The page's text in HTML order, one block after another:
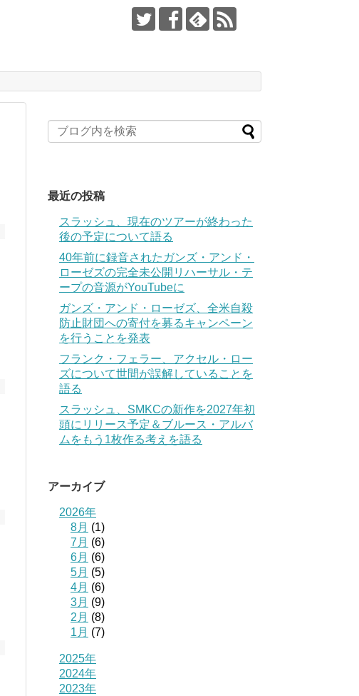
最近の投稿
スラッシュ、現在のツアーが終わった
後の予定について語る
40年前に録音されたガンズ・アンド・
ローゼズの完全未公開リハーサル・テ
ープの音源がYouTubeに
ガンズ・アンド・ローゼズ、全米自殺
防止財団への寄付を募るキャンペーン
を行うことを発表
フランク・フェラー、アクセル・ロー
ズについて世間が誤解していることを
語る
スラッシュ、SMKCの新作を2027年初
頭にリリース予定＆ブルース・アルバ
ムをもう1枚作る考えを語る
アーカイブ
2026年
8月 (1)
7月 (6)
6月 (6)
5月 (5)
4月 (6)
3月 (9)
2月 (8)
1月 (7)
2025年
2024年
2023年